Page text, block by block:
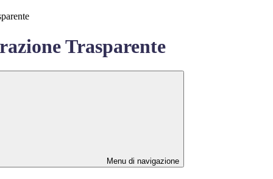
Trasparente
Menu di navigazione